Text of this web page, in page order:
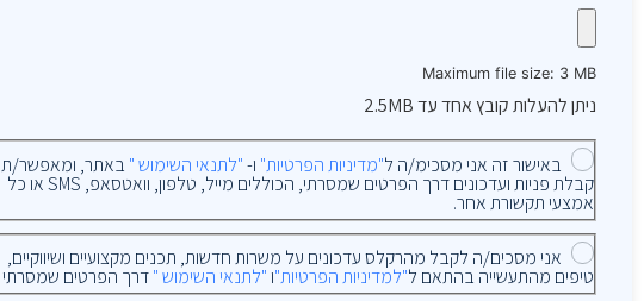
Maximum file size: 3 MB
ניתן להעלות קובץ אחד עד 2.5MB
באישור זה אני מסכימ/ה ל"מדיניות הפרטיות" ו-"לתנאי השימוש " באתר, ומאפשר/ת
קבלת פניות ועדכונים דרך הפרטים שמסרתי, הכוללים מייל, טלפון, וואטסאפ, SMS או כל
אמצעי תקשורת אחר.
אני מסכים/ה לקבל מהרקלס עדכונים על משרות חדשות, תכנים מקצועיים ושיווקיים,
טיפים מהתעשייה בהתאם ל"למדיניות הפרטיות"ו "לתנאי השימוש "דרך הפרטים שמסרתי